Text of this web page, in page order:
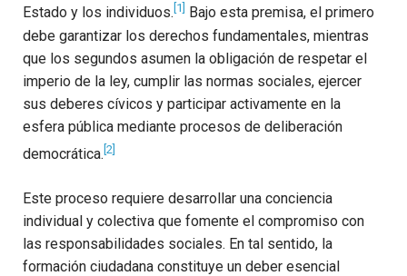
Estado y los individuos. [1]
Bajo esta premisa, el primero
debe garantizar los derechos fundamentales, mientras
que los segundos asumen la obligación de respetar el
imperio de la ley, cumplir las normas sociales, ejercer
sus deberes cívicos y participar activamente en la
esfera pública mediante procesos de deliberación
democrática. [2]
Este proceso requiere desarrollar una conciencia
individual y colectiva que fomente el compromiso con
las responsabilidades sociales. En tal sentido, la
formación ciudadana constituye un deber esencial